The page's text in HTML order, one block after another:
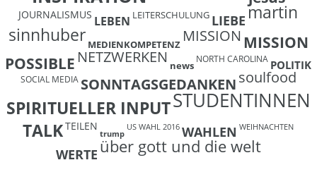
JOURNALISMUS LEBEN LEITERSCHULUNG LIEBEmartin
sinnhuber MEDIENKOMPETENZ MISSION MISSION
POSSIBLE NETZWERKEN news
NORTH CAROLINA POLITIK
SOCIAL MEDIA SONNTAGSGEDANKENsoulfood
SPIRITUELLER INPUTSTUDENTINNEN
TALKTEILEN
trump
US WAHL 2016 WAHLEN WEIHNACHTEN
WERTE über gott und die welt